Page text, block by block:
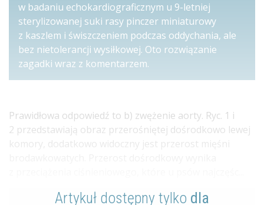
w badaniu echokardiograficznym u 9-letniej
sterylizowanej suki rasy pinczer miniaturowy
z kaszlem i świszczeniem podczas oddychania, ale
bez nietolerancji wysiłkowej. Oto rozwiązanie
zagadki wraz z komentarzem.
Prawidłowa odpowiedź to b) zwężenie aorty. Ryc. 1 i
2 przedstawiają obraz przerośniętej dośrodkowo lewej
komory, dodatkowo widoczny jest przerost mięśni
Artykuł dostępny tylko dla